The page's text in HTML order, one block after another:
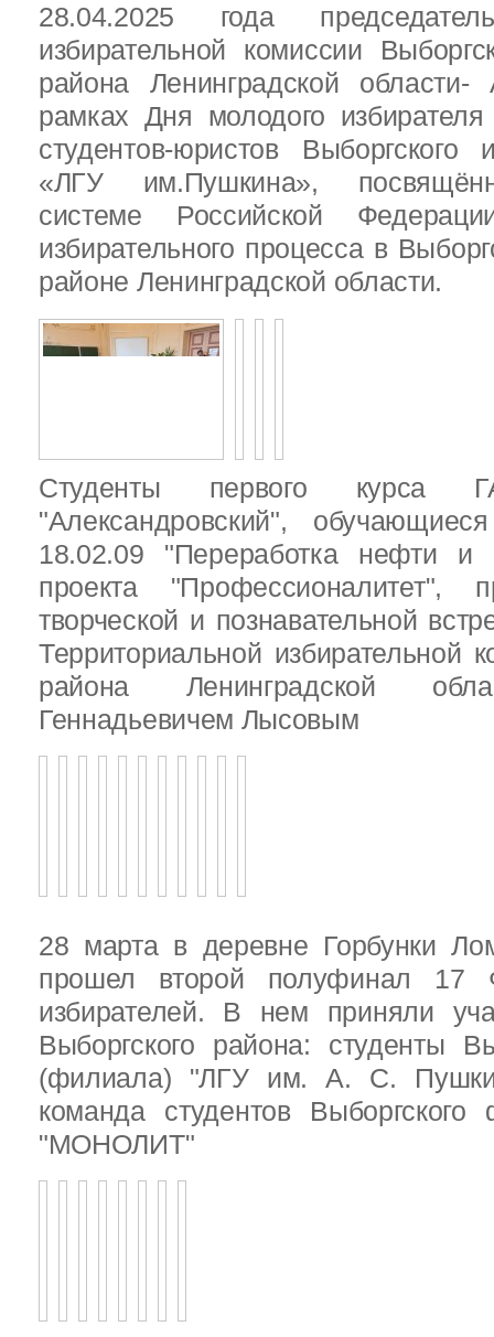
28.04.2025 года
избирательной комиссии
района Ленинградской
рамках Дня молодого
студентов-юристов Выборгского
«ЛГУ им.Пушкина»,
системе Российской
избирательного процесса в
районе Ленинградской области.
Студенты первого
"Александровский",
18.02.09 "Переработка нефти и
проекта "Профессионалитет",
творческой и познавательной
Территориальной избирательной
района Ленинградской
Геннадьевичем Лысовым
28 марта в деревне Горбунки
прошел второй полуфинал 17
избирателей. В нем приняли
Выборгского района: студенты
(филиала) "ЛГУ им. А. С.
команда студентов
"МОНОЛИТ"